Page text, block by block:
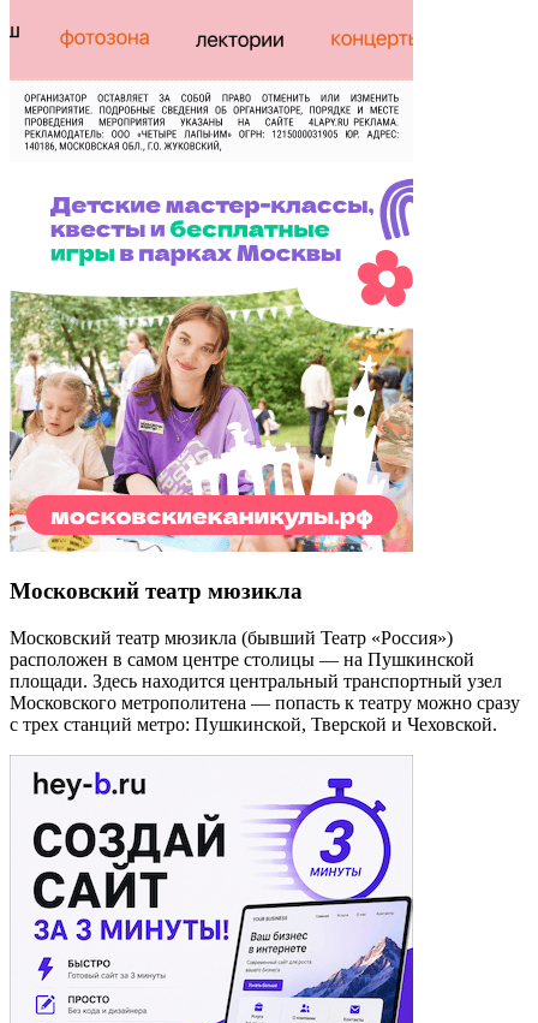
Московский театр мюзикла
Московский театр мюзикла (бывший Театр «Россия»)
расположен в самом центре столицы — на Пушкинской
площади. Здесь находится центральный транспортный узел
Московского метрополитена — попасть к театру можно сразу
с трех станций метро: Пушкинской, Тверской и Чеховской.